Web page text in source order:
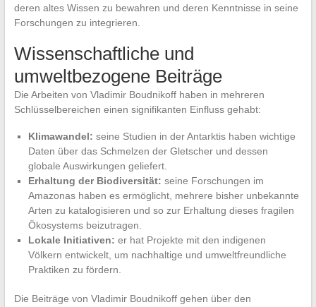
deren altes Wissen zu bewahren und deren Kenntnisse in seine
Forschungen zu integrieren.
Wissenschaftliche und
umweltbezogene Beiträge
Die Arbeiten von Vladimir Boudnikoff haben in mehreren
Schlüsselbereichen einen signifikanten Einfluss gehabt:
Klimawandel: seine Studien in der Antarktis haben wichtige
Daten über das Schmelzen der Gletscher und dessen
globale Auswirkungen geliefert.
Erhaltung der Biodiversität: seine Forschungen im
Amazonas haben es ermöglicht, mehrere bisher unbekannte
Arten zu katalogisieren und so zur Erhaltung dieses fragilen
Ökosystems beizutragen.
Lokale Initiativen: er hat Projekte mit den indigenen
Völkern entwickelt, um nachhaltige und umweltfreundliche
Praktiken zu fördern.
Die Beiträge von Vladimir Boudnikoff gehen über den